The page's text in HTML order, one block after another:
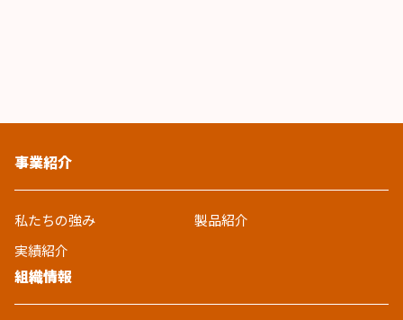
事業紹介
私たちの強み
製品紹介
実績紹介
組織情報